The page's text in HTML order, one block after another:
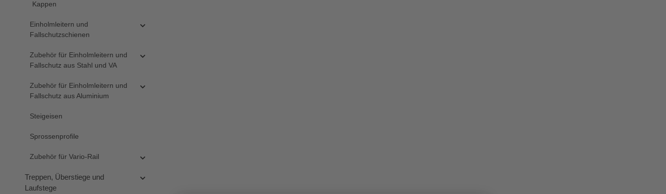
Kappen
Einholmleitern und
Fallschutzschienen
Zubehör für Einholmleitern und
Fallschutz aus Stahl und VA
Zubehör für Einholmleitern und
Fallschutz aus Aluminium
Steigeisen
Sprossenprofile
Zubehör für Vario-Rail
Treppen, Überstiege und
Laufstege